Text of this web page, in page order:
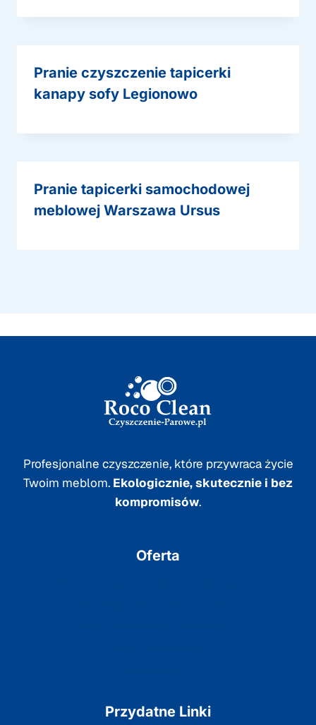
Pranie czyszczenie tapicerki
kanapy sofy Legionowo
Pranie tapicerki samochodowej
meblowej Warszawa Ursus
Profesjonalne czyszczenie, które przywraca życie
Twoim meblom. Ekologicznie, skutecznie i bez
kompromisów.
Oferta
Przydatne Linki